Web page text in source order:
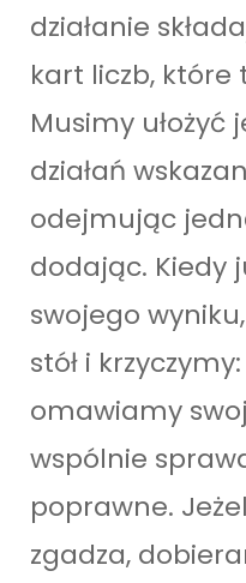
działanie
kart liczb,
Musimy ułożyć
działań
odejmując
dodając. Kiedy
swojego
stół i
omawiamy
wspólnie
poprawne.
zgadza,